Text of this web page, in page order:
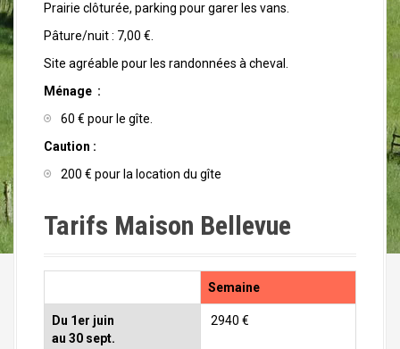
Prairie clôturée, parking pour garer les vans.
Pâture/nuit : 7,00 €.
Site agréable pour les randonnées à cheval.
Ménage :
60 € pour le gîte.
Caution :
200 € pour la location du gîte
Tarifs Maison Bellevue
Semaine
Du 1er juin
au 30 sept.
2940 €